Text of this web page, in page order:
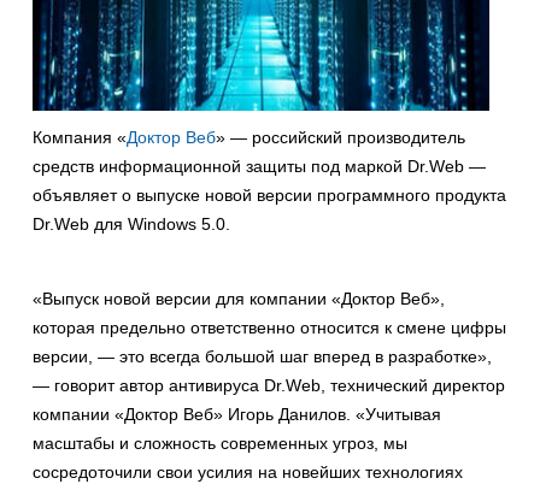
Компания «Доктор Веб» — российский производитель
средств информационной защиты под маркой Dr.Web —
объявляет о выпуске новой версии программного продукта
Dr.Web для Windows 5.0.
«Выпуск новой версии для компании «Доктор Веб»,
которая предельно ответственно относится к смене цифры
версии, — это всегда большой шаг вперед в разработке»,
— говорит автор антивируса Dr.Web, технический директор
компании «Доктор Веб» Игорь Данилов. «Учитывая
масштабы и сложность современных угроз, мы
сосредоточили свои усилия на новейших технологиях